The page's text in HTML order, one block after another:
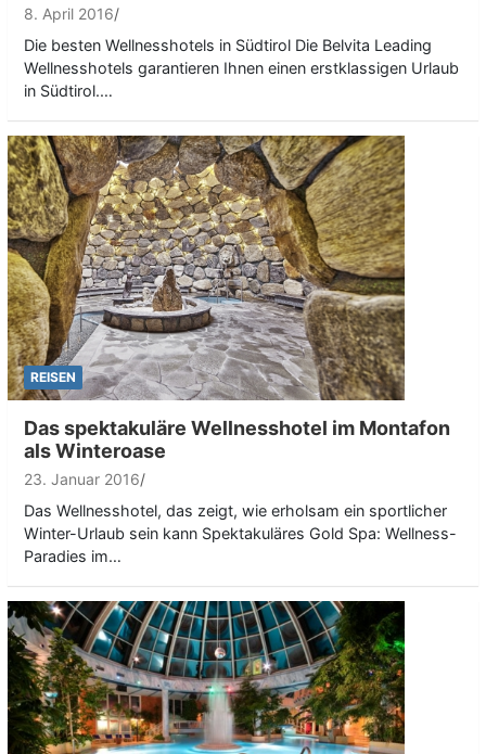
8. April 2016
Die besten Wellnesshotels in Südtirol Die Belvita Leading
Wellnesshotels garantieren Ihnen einen erstklassigen Urlaub
in Südtirol.…
REISEN
Das spektakuläre Wellnesshotel im Montafon
als Winteroase
23. Januar 2016
Das Wellnesshotel, das zeigt, wie erholsam ein sportlicher
Winter-Urlaub sein kann Spektakuläres Gold Spa: Wellness-
Paradies im…